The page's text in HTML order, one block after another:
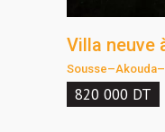
Sousse–Akouda–
820 000 DT